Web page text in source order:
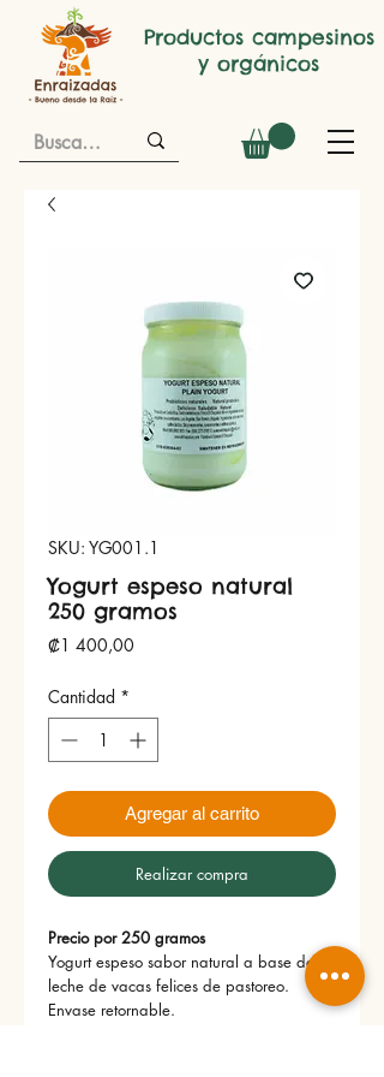
Productos campesinos
y orgánicos
SKU: YG001.1
Yogurt espeso natural
250 gramos
₡1 400,00
Cantidad *
Agregar al carrito
Realizar compra
Precio por 250 gramos
Yogurt espeso sabor natural a base de
leche de vacas felices de pastoreo.
Envase retornable.